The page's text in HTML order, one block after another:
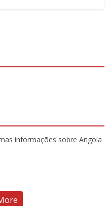
informações sobre Angola